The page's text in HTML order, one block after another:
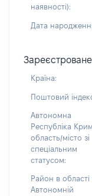
наявності):
Дата
Країна:
Поштовий
Автономна
Республіка
область/місто зі
спеціальним
статусом:
Район в області
Автономній